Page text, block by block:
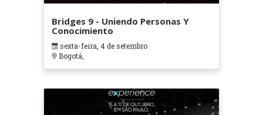
Bridges 9 - Uniendo Personas Y
Conocimiento
sexta-feira, 4 de setembro
Bogotá,